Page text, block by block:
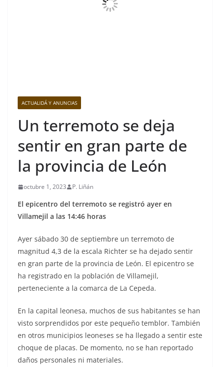
ACTUALIDÁ Y ANUNCIAS
Un terremoto se deja
sentir en gran parte de
la provincia de León
octubre 1, 2023 P. Liñán
El epicentro del terremoto se registró ayer en
Villamejil a las 14:46 horas
Ayer sábado 30 de septiembre un terremoto de
magnitud 4,3 de la escala Richter se ha dejado sentir
en gran parte de la provincia de León. El epicentro se
ha registrado en la población de Villamejil,
perteneciente a la comarca de La Cepeda.
En la capital leonesa, muchos de sus habitantes se han
visto sorprendidos por este pequeño temblor. También
en otros municipios leoneses se ha llegado a sentir este
choque de placas. De momento, no se han reportado
daños personales ni materiales.